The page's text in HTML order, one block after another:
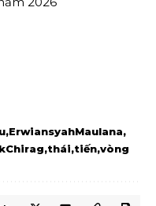
ErwiansyahMaulana
thái tiến vòng